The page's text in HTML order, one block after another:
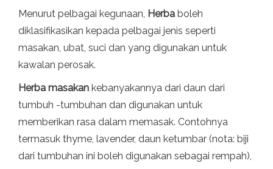
Menurut pelbagai kegunaan, Herba boleh
diklasifikasikan kepada pelbagai jenis seperti
masakan, ubat, suci dan yang digunakan untuk
kawalan perosak.
Herba masakan kebanyakannya dari daun dari
tumbuh -tumbuhan dan digunakan untuk
memberikan rasa dalam memasak. Contohnya
termasuk thyme, lavender, daun ketumbar (nota: biji
dari tumbuhan ini boleh digunakan sebagai rempah),